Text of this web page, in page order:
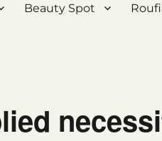
Beauty Spot